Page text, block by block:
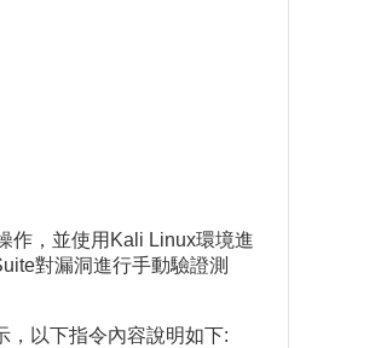
作，並使用Kali Linux環境進
對漏洞進行手動驗證測
，以下指令內容說明如下: